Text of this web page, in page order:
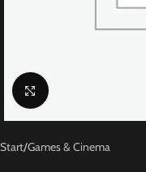
Click to enlarge
Start/Games & Cinema